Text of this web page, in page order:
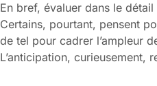
En bref, évaluer dans le
Certains, pourtant, pensent
de tel pour cadrer l’ampleur
L’anticipation, curieusement,